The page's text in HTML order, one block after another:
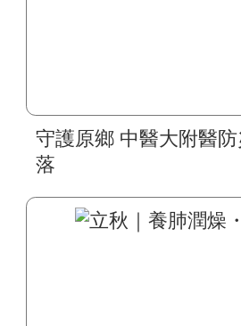
守護原鄉 中醫大附醫
落